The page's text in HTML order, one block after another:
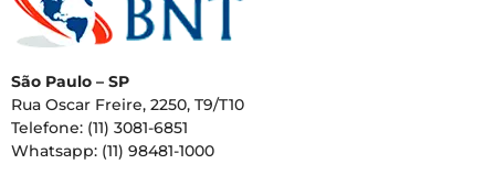
São Paulo – SP
Rua Oscar Freire, 2250, T9/T10
Telefone: (11) 3081-6851
Whatsapp: (11) 98481-1000